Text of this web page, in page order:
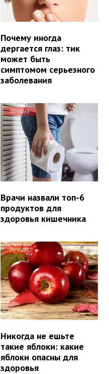
Почему иногда
дергается глаз: тик
может быть
симптомом серьезного
заболевания
ЛУЧШЕЕ
Врачи назвали топ-6
продуктов для
здоровья кишечника
ЛУЧШЕЕ
Никогда не ешьте
такие яблоки: какие
яблоки опасны для
здоровья